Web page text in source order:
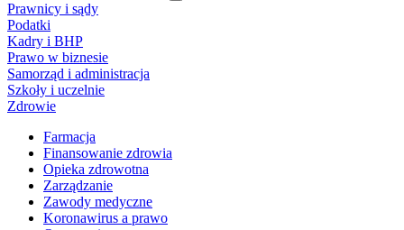
Prawnicy i sądy
Podatki
Kadry i BHP
Prawo w biznesie
Samorząd i administracja
Szkoły i uczelnie
Zdrowie
Farmacja
Finansowanie zdrowia
Opieka zdrowotna
Zarządzanie
Zawody medyczne
Koronawirus a prawo